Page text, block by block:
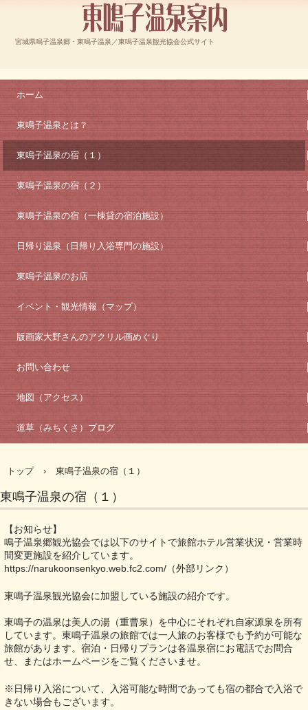
宮城県鳴子温泉郷・東鳴子温泉／東鳴子温泉観光協会公式サイト
ホーム
東鳴子温泉とは？
東鳴子温泉の宿（１）
東鳴子温泉の宿（２）
東鳴子温泉の宿（一棟貸の宿泊施設）
日帰り温泉（日帰り入浴専門の施設）
東鳴子温泉のお店
イベント・観光情報（マップ）
版画家大野さんのアクリル画めぐり
お問い合わせ
地図（アクセス）
道草（みちくさ）ブログ
トップ › 東鳴子温泉の宿（１）
東鳴子温泉の宿（１）
【お知らせ】
鳴子温泉郷観光協会では以下のサイトで旅館ホテル営業状況・営業時
間変更施設を紹介しています。
https://narukoonsenkyo.web.fc2.com/ （外部リンク）
東鳴子温泉観光協会に加盟している施設の紹介です。
東鳴子の温泉は美人の湯（重曹泉）を中心にそれぞれ自家源泉を所有
しています。東鳴子温泉の旅館では一人旅のお客様でも予約が可能な
旅館があります。宿泊・日帰りプランは各温泉宿にお電話でお問合
せ、またはホームページをご覧くださいませ。
※日帰り入浴について、入浴可能な時間であっても宿の都合で入浴で
きない場合もございます。